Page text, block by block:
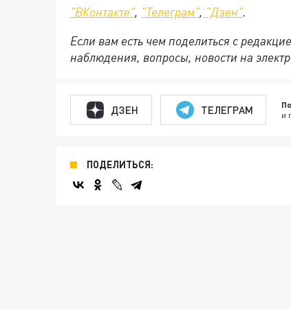
"ВКонтакте", "Телеграм", "Дзен".
Если вам есть чем поделиться с
наблюдения, вопросы, новости на
ДЗЕН ТЕЛЕГРАМ и
ПОДЕЛИТЬСЯ: